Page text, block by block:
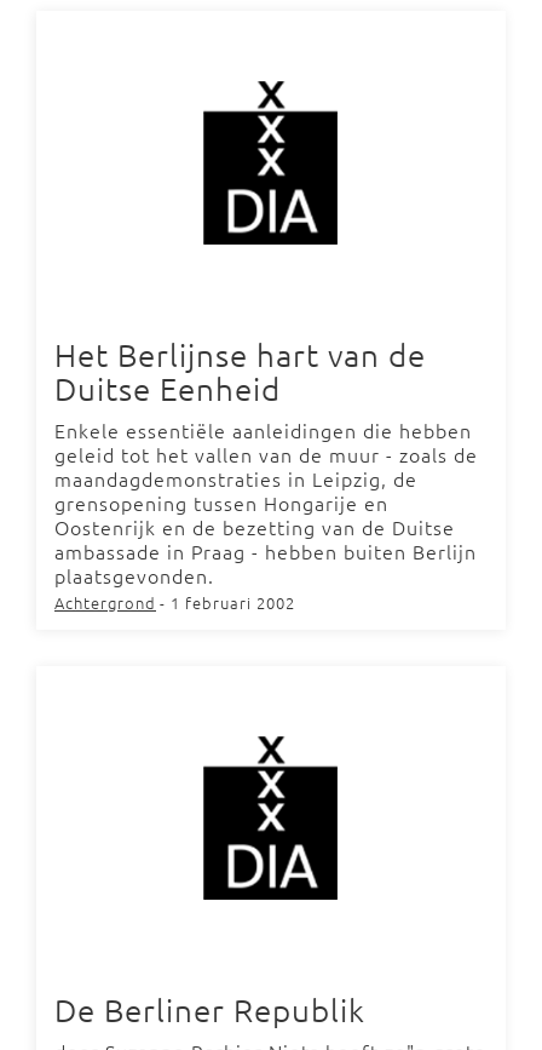
Het Berlijnse hart van de
Duitse Eenheid
Enkele essentiële aanleidingen die hebben
geleid tot het vallen van de muur - zoals de
maandagdemonstraties in Leipzig, de
grensopening tussen Hongarije en
Oostenrijk en de bezetting van de Duitse
ambassade in Praag - hebben buiten Berlijn
plaatsgevonden.
Achtergrond - 1 februari 2002
De Berliner Republik